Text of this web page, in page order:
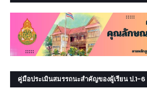
คู่มือประเมินสมรรถนะสำคัญของผู้เรียน ป.1-6